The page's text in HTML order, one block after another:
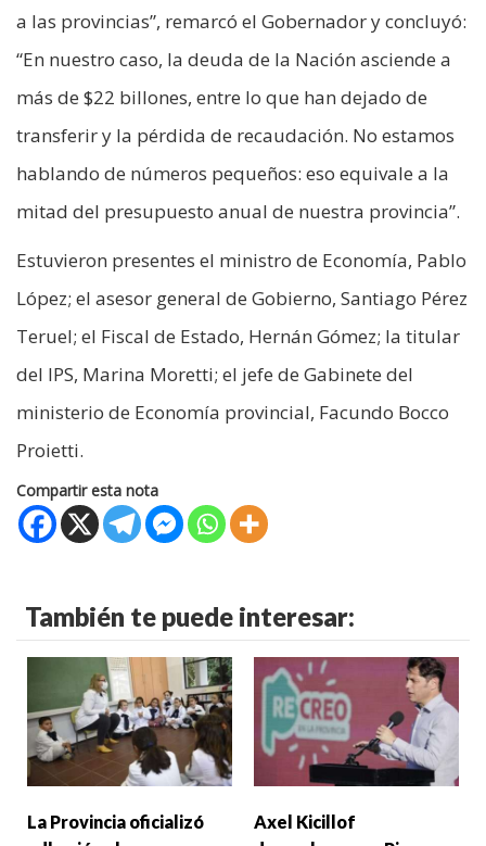
a las provincias”, remarcó el Gobernador y concluyó:
“En nuestro caso, la deuda de la Nación asciende a
más de $22 billones, entre lo que han dejado de
transferir y la pérdida de recaudación. No estamos
hablando de números pequeños: eso equivale a la
mitad del presupuesto anual de nuestra provincia”.
Estuvieron presentes el ministro de Economía, Pablo
López; el asesor general de Gobierno, Santiago Pérez
Teruel; el Fiscal de Estado, Hernán Gómez; la titular
del IPS, Marina Moretti; el jefe de Gabinete del
ministerio de Economía provincial, Facundo Bocco
Proietti.
Compartir esta nota
También te puede interesar:
La Provincia oficializó
Axel Kicillof